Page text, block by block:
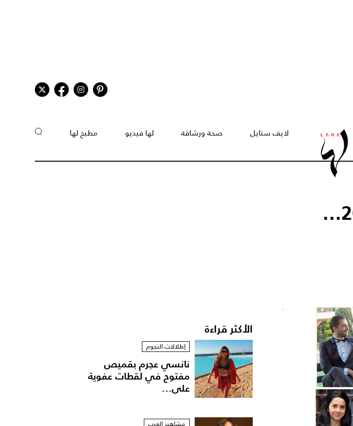
لايف ستايل صحة ورشاقة لها فيديو مطبخ لها
زواج وخطوبة وحب في العام 2015...
الأكثر قراءة
إطلالات النجوم
نانسي عجرم بقميص
مفتوح في لقطات عفوية
على...
مشاهير العرب